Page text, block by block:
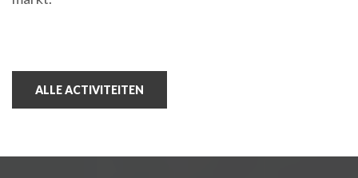
ALLE ACTIVITEITEN